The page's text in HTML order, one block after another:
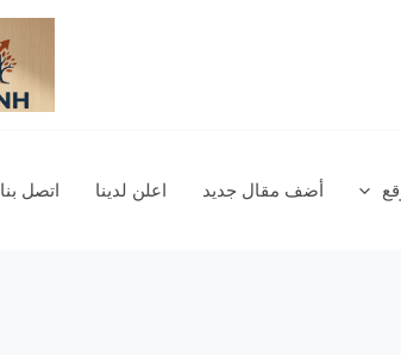
أضف مقال جديد اعلن لدينا اتصل بنا